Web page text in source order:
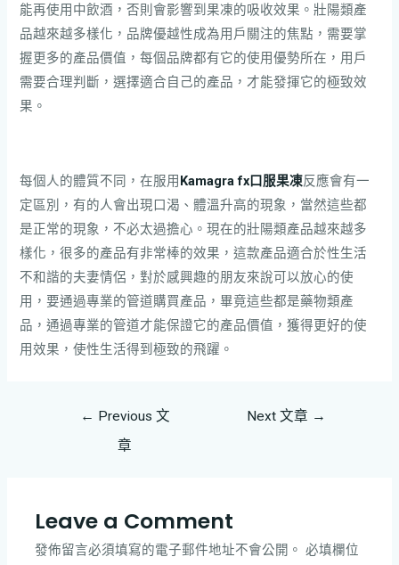
能再使用中飲酒，否則會影響到果凍的吸收效果。壯陽類產
品越來越多樣化，品牌優越性成為用戶關注的焦點，需要掌
握更多的產品價值，每個品牌都有它的使用優勢所在，用戶
需要合理判斷，選擇適合自己的產品，才能發揮它的極致效
果。
每個人的體質不同，在服用 Kamagra fx口服果凍反應會有一
定區別，有的人會出現口渴、體溫升高的現象，當然這些都
是正常的現象，不必太過擔心。現在的壯陽類產品越來越多
樣化，很多的產品有非常棒的效果，這款產品適合於性生活
不和諧的夫妻情侶，對於感興趣的朋友來說可以放心的使
用，要通過專業的管道購買產品，畢竟這些都是藥物類產
品，通過專業的管道才能保證它的產品價值，獲得更好的使
用效果，使性生活得到極致的飛躍。
← Previous 文
章
Next 文章 →
Leave a Comment
發佈留言必須填寫的電子郵件地址不會公開。 必填欄位